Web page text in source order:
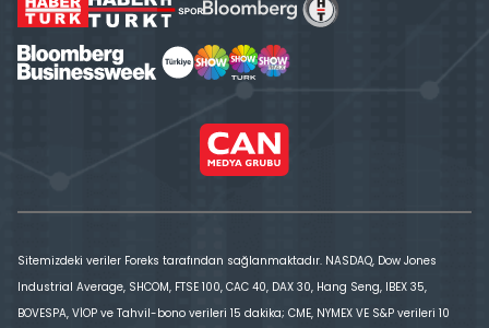
Sitemizdeki veriler Foreks tarafından sağlanmaktadır. NASDAQ, Dow Jones
Industrial Average, SHCOM, FTSE 100, CAC 40, DAX 30, Hang Seng, IBEX 35,
BOVESPA, VİOP ve Tahvil-bono verileri 15 dakika; CME, NYMEX VE S&P verileri 10